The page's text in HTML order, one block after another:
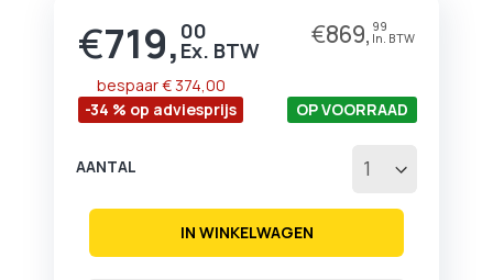
Prijs
€719, 00 €869, 99
-34 % op adviesprijs
bespaar€ 374,00
OP VOORRAAD
AANTAL
IN WINKELWAGEN
afbeeldingen-